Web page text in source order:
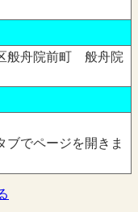
般舟院前町 般舟院
でページを開きま